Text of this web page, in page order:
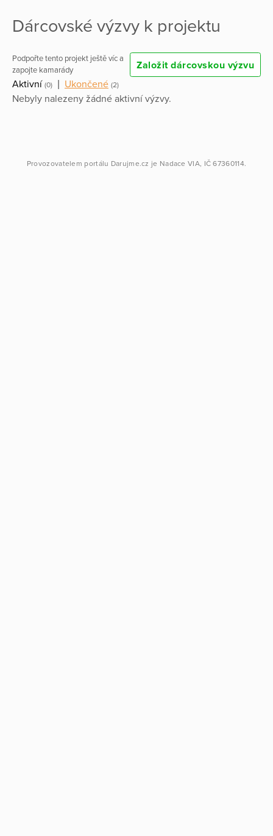
Dárcovské výzvy k projektu
Podpořte tento projekt ještě víc a
zapojte kamarády
Založit dárcovskou výzvu
Aktivní (0) | Ukončené (2)
Nebyly nalezeny žádné aktivní výzvy.
Provozovatelem portálu Darujme.cz je Nadace VIA, IČ 67360114.